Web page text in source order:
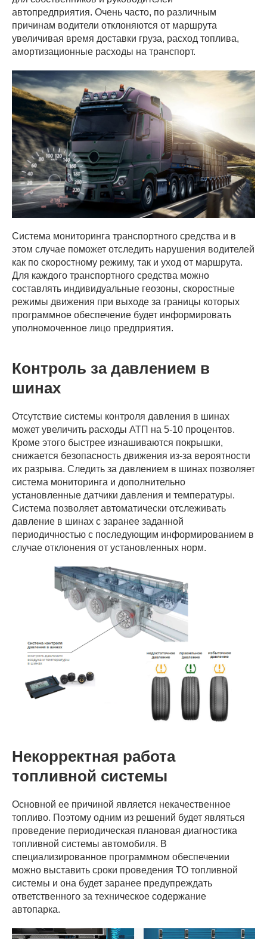
автопредприятия. Очень часто, по различным
причинам водители отклоняются от маршрута
увеличивая время доставки груза, расход топлива,
амортизационные расходы на транспорт.
Система мониторинга транспортного средства и в
этом случае поможет отследить нарушения водителей
как по скоростному режиму, так и уход от маршрута.
Для каждого транспортного средства можно
составлять индивидуальные геозоны, скоростные
режимы движения при выходе за границы которых
программное обеспечение будет информировать
уполномоченное лицо предприятия.
Контроль за давлением в
шинах
Отсутствие системы контроля давления в шинах
может увеличить расходы АТП на 5-10 процентов.
Кроме этого быстрее изнашиваются покрышки,
снижается безопасность движения из-за вероятности
их разрыва. Следить за давлением в шинах позволяет
система мониторинга и дополнительно
установленные датчики давления и температуры.
Система позволяет автоматически отслеживать
давление в шинах с заранее заданной
периодичностью с последующим информированием в
случае отклонения от установленных норм.
Некорректная работа
топливной системы
Основной ее причиной является некачественное
топливо. Поэтому одним из решений будет являться
проведение периодическая плановая диагностика
топливной системы автомобиля. В
специализированное программном обеспечении
можно выставить сроки проведения ТО топливной
системы и она будет заранее предупреждать
ответственного за техническое содержание
автопарка.